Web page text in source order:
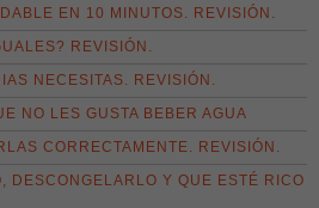
EN 10 MINUTOS. REVISIÓN.
REVISIÓN.
NECESITAS. REVISIÓN.
NO LES GUSTA BEBER AGUA
CORRECTAMENTE. REVISIÓN.
DESCONGELARLO Y QUE ESTÉ RICO